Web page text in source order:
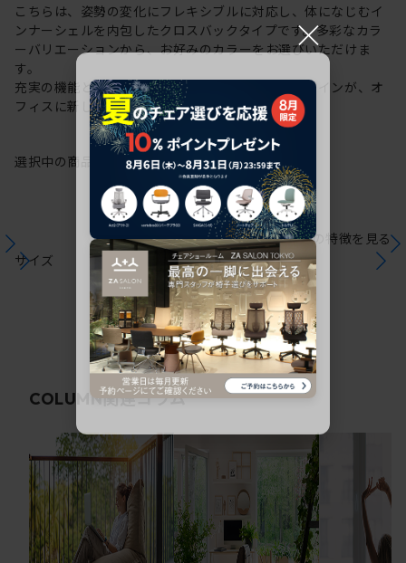
こちらは、姿勢の変化にフレキシブルに対応し、体になじむイ
ンナーシェルを内包したクロスバックタイプです。多彩なカラ
ーバリエーションから、お好みのカラーをお選びいただけま
す。
充実の機能と一体となった透明感のある美しいデザインが、オ
フィスに新しい風を運びます。
選択中の商品情報 保証注意事項
サイズ
シリーズの特徴を見る
COLUMN関連コラム
×